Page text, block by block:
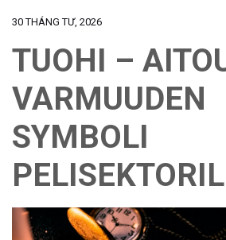
30 THÁNG TƯ, 2026
TUOHI –
VARMUUDEN
SYMBOLI